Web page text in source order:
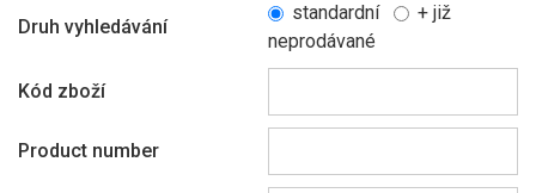
Druh vyhledávání
standardní
+ již
neprodávané
Kód zboží
Product number